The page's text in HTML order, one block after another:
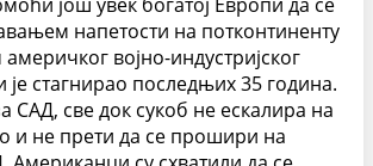
напетости на потконтиненту
војно-индустријског
је стагнирао последњих 35 година.
САД, све док сукоб не ескалира на
и не прети да се прошири на